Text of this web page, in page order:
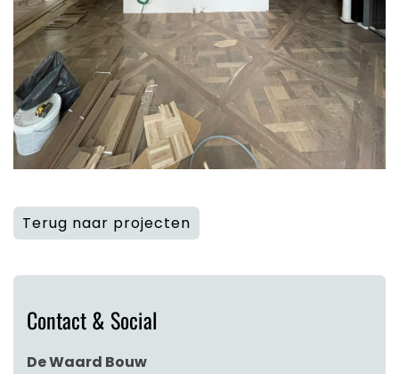
Terug naar projecten
Contact & Social
De Waard Bouw